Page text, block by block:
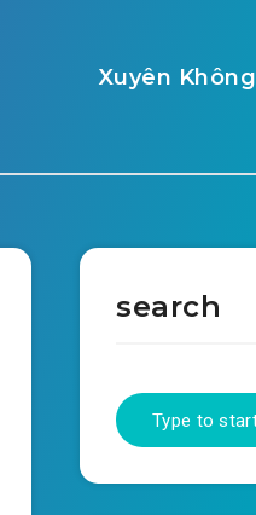
Xuyên Không
search